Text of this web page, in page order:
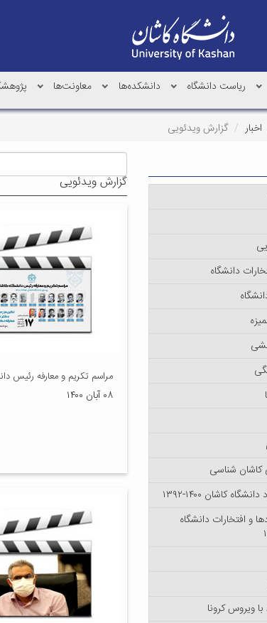
ریاست دانشگاه دانشکده‌ها معاونت‌ها
اخبار گزارش ویدئویی
گزارش ویدئویی
مراسم تکریم و معارفه رئیس
۰۸ آبان ۱۴۰۰
دانشگاه
کاشان شناسی
کاشان ۱۴۰۰-۱۳۹۲
و افتخارات دانشگاه
ویروس کرونا